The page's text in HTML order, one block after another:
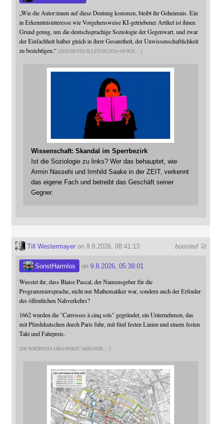
„Wie die Autor:innen auf diese Deutung kommen, bleibt ihr Geheimnis. Ein
in Erkenntnisinteresse wie Vorgehensweise KI-getriebener Artikel ist ihnen
Grund genug, um die deutschsprachige Soziologie der Gegenwart, und zwar
der Einfachheit halber gleich in ihrer Gesamtheit, der Unwissenschaftlichkeit
zu bezichtigen.“ ZEIT.DE/FEUILLETON/2026-08/WIS
Wissenschaft: Skandal im Sperrbezirk
Ist die Soziologie zu links? Wer das behauptet, wie
Armin Nassehi und Irmhild Saake in der ZEIT, verkennt
das eigene Fach und betreibt das Geschäft seiner
Gegner.
boosted 🚀
Till Westermayeron 9.8.2026, 08:41:13
SonstHarmlos on 9.8.2026, 05:39:01
Wusstet ihr, dass Blaise Pascal, der Namensgeber für die
Programmiersprache, nicht nur Mathematiker war, sondern auch der Erfinder
des öffentlichen Nahverkehrs?
1662 wurden die "Carrosses à cinq sols" gegründet, ein Unternehmen, das
mit Pferdekutschen durch Paris fuhr, mit fünf festen Linien und einem festen
Takt und Fahrpreis.
DE.WIKIPEDIA.ORG/WIKI/CARROSSE